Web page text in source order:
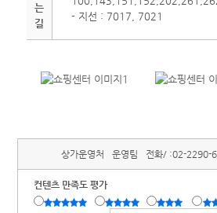
는
길
- 지선 : 7017, 7021
상가운영처 운영팀 전화/ :02-2290-
컨텐츠 만족도 평가